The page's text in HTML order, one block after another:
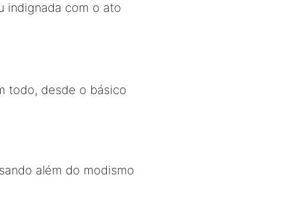
indignada com o ato
todo, desde o básico
além do modismo